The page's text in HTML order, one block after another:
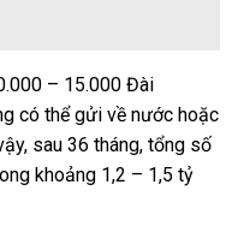
– 15.000 Đài
có thể gửi về nước hoặc
sau 36 tháng, tổng số
khoảng 1,2 – 1,5 tỷ